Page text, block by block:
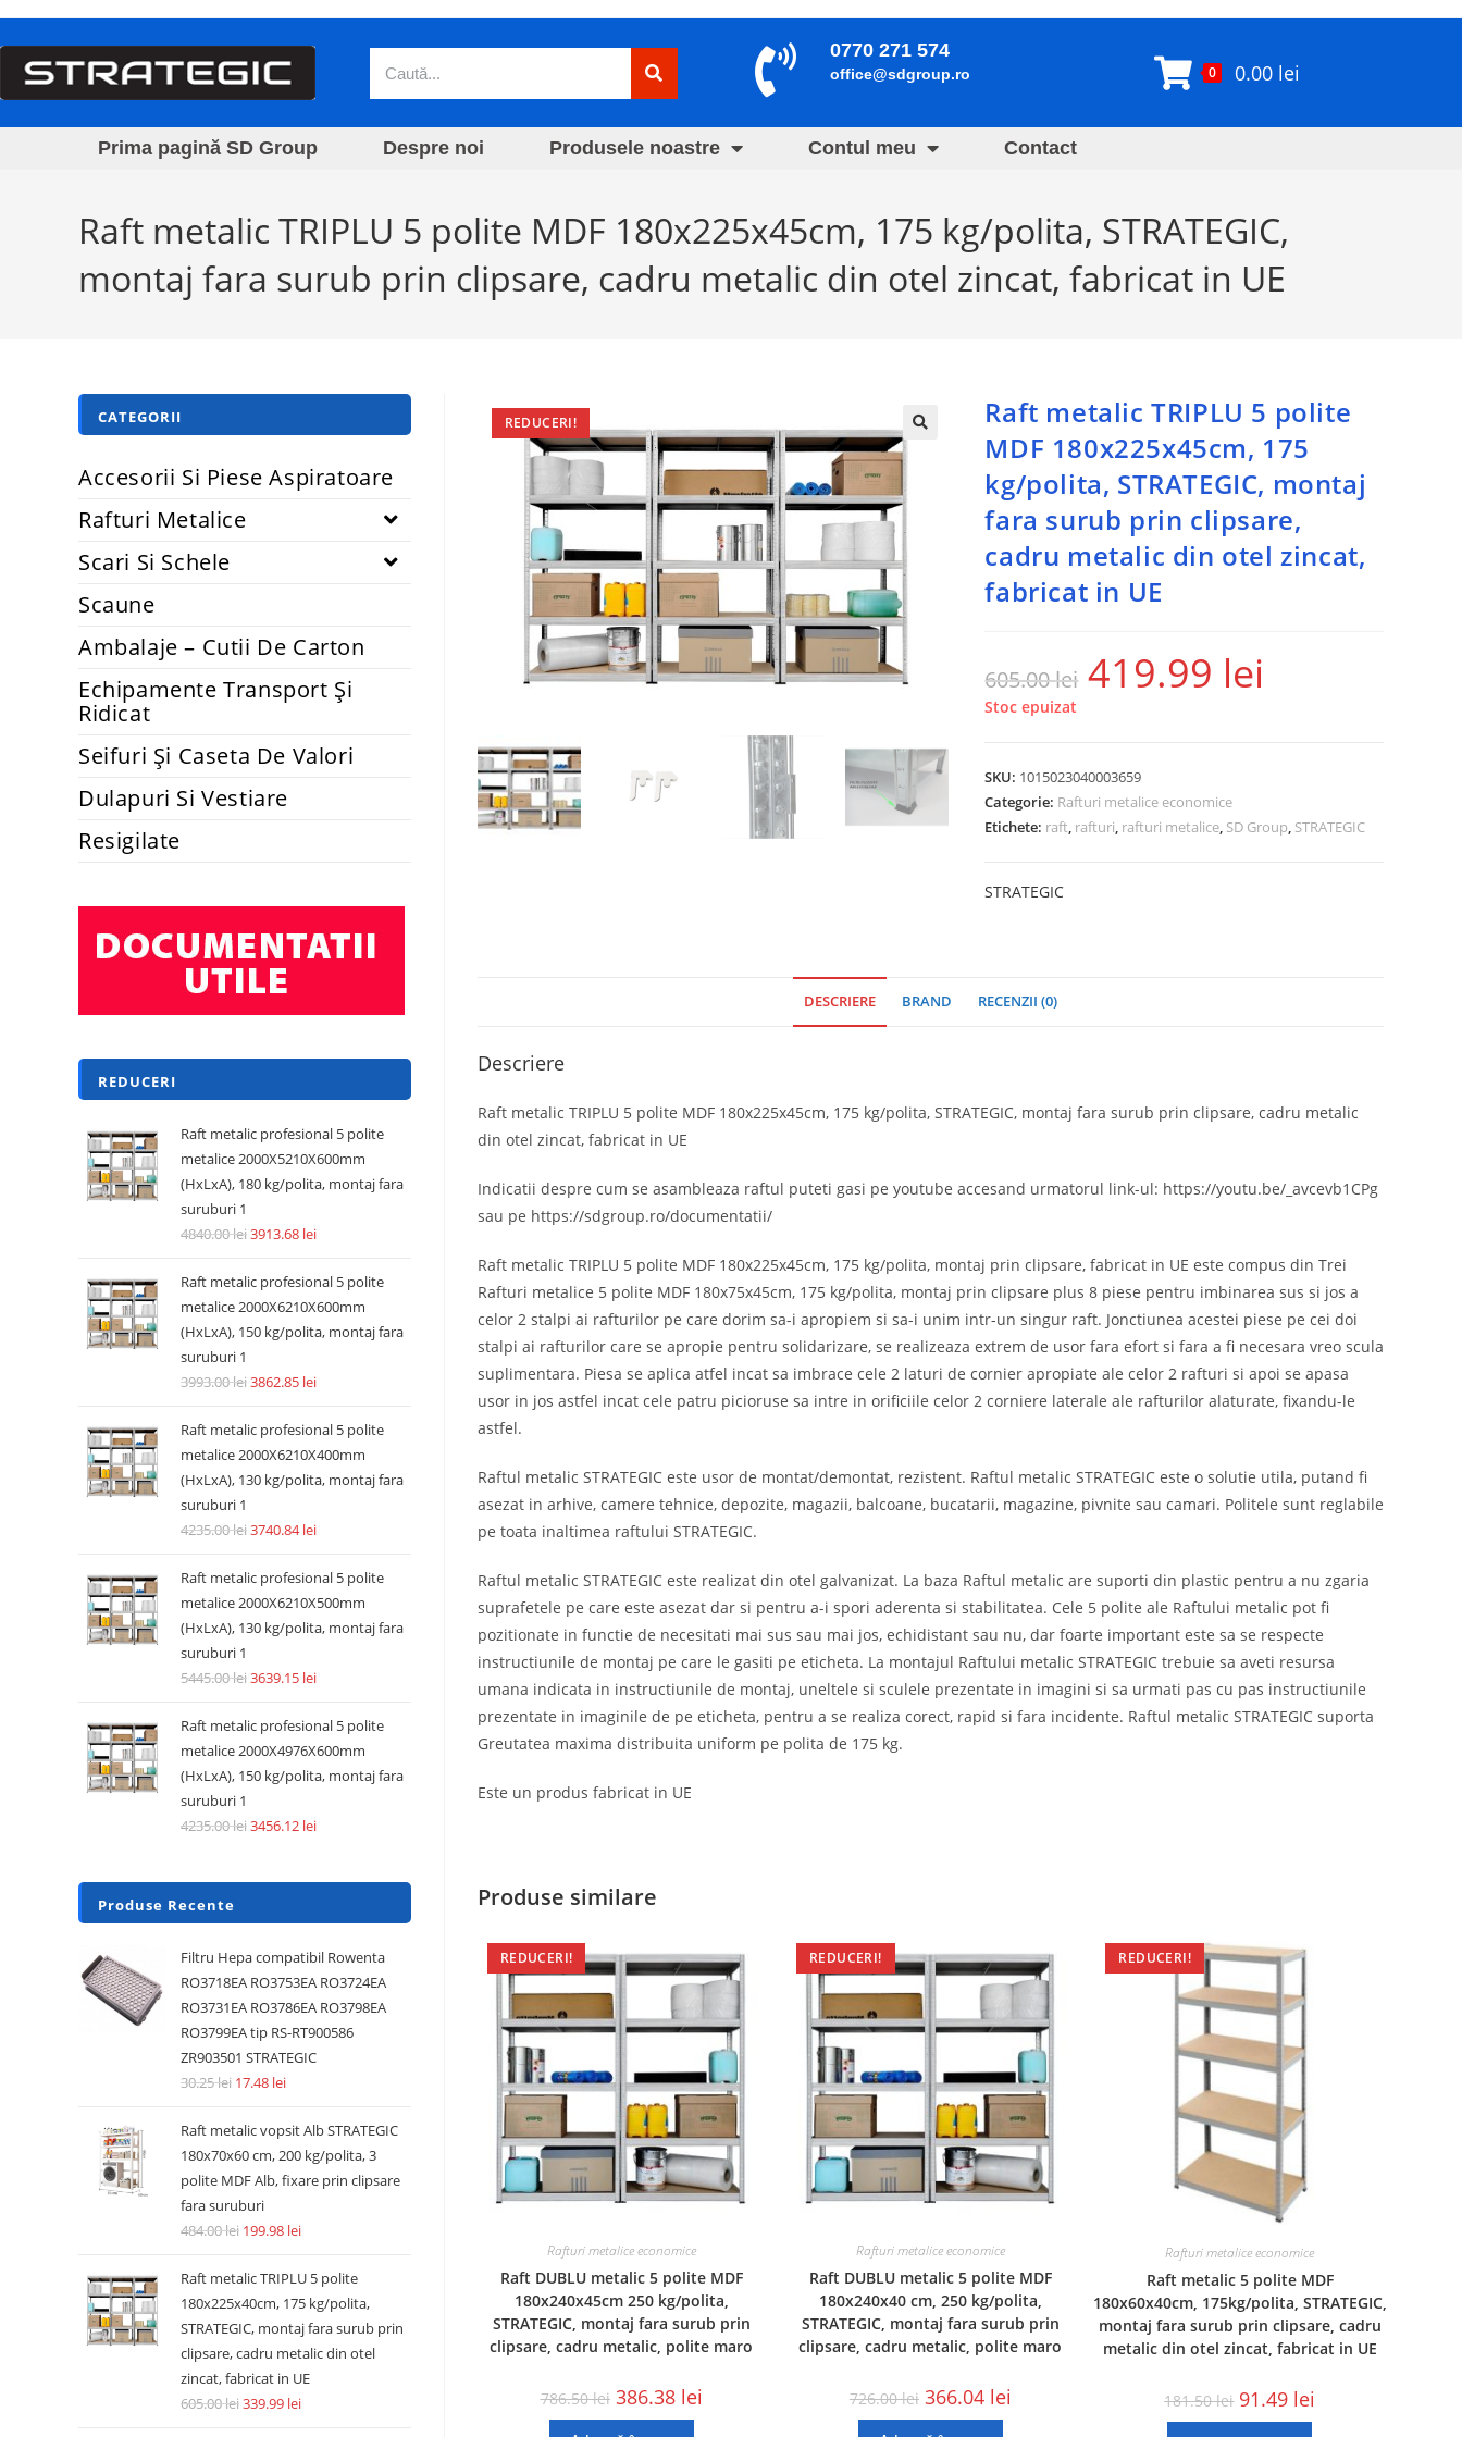
0770 271 574
office@sdgroup.ro 0 0.00 lei
Prima pagină SD Group Despre noi Produsele noastre Contul meu Contact
Raft metalic TRIPLU 5 polite MDF 180x225x45cm, 175 kg/polita, STRATEGIC,
montaj fara surub prin clipsare, cadru metalic din otel zincat, fabricat in UE
REDUCERI!
Raft metalic TRIPLU 5 polite
MDF 180x225x45cm, 175
kg/polita, STRATEGIC, montaj
fara surub prin clipsare,
cadru metalic din otel zincat,
fabricat in UE
605.00lei 419.99 lei
Stoc epuizat
SKU: 1015023040003659
Categorie: Rafturi metalice economice
Etichete: raft, rafturi, rafturi metalice, SD Group, STRATEGIC
STRATEGIC
DESCRIERE BRAND RECENZII (0)
Descriere
Raft metalic TRIPLU 5 polite MDF 180x225x45cm, 175 kg/polita, STRATEGIC, montaj fara surub prin clipsare, cadru metalic
din otel zincat, fabricat in UE
Indicatii despre cum se asambleaza raftul puteti gasi pe youtube accesand urmatorul link-ul: https://youtu.be/_avcevb1CPg
sau pe https://sdgroup.ro/documentatii/
Raft metalic TRIPLU 5 polite MDF 180x225x45cm, 175 kg/polita, montaj prin clipsare, fabricat in UE este compus din Trei
Rafturi metalice 5 polite MDF 180x75x45cm, 175 kg/polita, montaj prin clipsare plus 8 piese pentru imbinarea sus si jos a
celor 2 stalpi ai rafturilor pe care dorim sa-i apropiem si sa-i unim intr-un singur raft. Jonctiunea acestei piese pe cei doi
stalpi ai rafturilor care se apropie pentru solidarizare, se realizeaza extrem de usor fara efort si fara a fi necesara vreo scula
suplimentara. Piesa se aplica atfel incat sa imbrace cele 2 laturi de cornier apropiate ale celor 2 rafturi si apoi se apasa
usor in jos astfel incat cele patru picioruse sa intre in orificiile celor 2 corniere laterale ale rafturilor alaturate, fixandu-le
astfel.
Raftul metalic STRATEGIC este usor de montat/demontat, rezistent. Raftul metalic STRATEGIC este o solutie utila, putand fi
asezat in arhive, camere tehnice, depozite, magazii, balcoane, bucatarii, magazine, pivnite sau camari. Politele sunt reglabile
pe toata inaltimea raftului STRATEGIC.
Raftul metalic STRATEGIC este realizat din otel galvanizat. La baza Raftul metalic are suporti din plastic pentru a nu zgaria
suprafetele pe care este asezat dar si pentru a-i spori aderenta si stabilitatea. Cele 5 polite ale Raftului metalic pot fi
pozitionate in functie de necesitati mai sus sau mai jos, echidistant sau nu, dar foarte important este sa se respecte
instructiunile de montaj pe care le gasiti pe eticheta. La montajul Raftului metalic STRATEGIC trebuie sa aveti resursa
umana indicata in instructiunile de montaj, uneltele si sculele prezentate in imagini si sa urmati pas cu pas instructiunile
prezentate in imaginile de pe eticheta, pentru a se realiza corect, rapid si fara incidente. Raftul metalic STRATEGIC suporta
Greutatea maxima distribuita uniform pe polita de 175 kg.
Este un produs fabricat in UE
Produse similare
REDUCERI!
Rafturi metalice economice
Raft DUBLU metalic 5 polite MDF
180x240x45cm 250 kg/polita,
STRATEGIC, montaj fara surub prin
clipsare, cadru metalic, polite maro
786.50lei 386.38 lei
REDUCERI!
Rafturi metalice economice
Raft DUBLU metalic 5 polite MDF
180x240x40 cm, 250 kg/polita,
STRATEGIC, montaj fara surub prin
clipsare, cadru metalic, polite maro
726.00lei 366.04 lei
REDUCERI!
Rafturi metalice economice
Raft metalic 5 polite MDF
180x60x40cm, 175kg/polita, STRATEGIC,
montaj fara surub prin clipsare, cadru
metalic din otel zincat, fabricat in UE
181.50lei 91.49 lei
CATEGORII
Accesorii Si Piese Aspiratoare
Rafturi Metalice
Scari Si Schele
Scaune
Ambalaje – Cutii De Carton
Echipamente Transport Și
Ridicat
Seifuri Și Caseta De Valori
Dulapuri Si Vestiare
Resigilate
REDUCERI
Raft metalic profesional 5 polite
metalice 2000X5210X600mm
(HxLxA), 180 kg/polita, montaj fara
suruburi 1
4840.00lei3913.68 lei
Raft metalic profesional 5 polite
metalice 2000X6210X600mm
(HxLxA), 150 kg/polita, montaj fara
suruburi 1
3993.00lei3862.85 lei
Raft metalic profesional 5 polite
metalice 2000X6210X400mm
(HxLxA), 130 kg/polita, montaj fara
suruburi 1
4235.00lei3740.84lei
Raft metalic profesional 5 polite
metalice 2000X6210X500mm
(HxLxA), 130 kg/polita, montaj fara
suruburi 1
5445.00lei3639.15 lei
Raft metalic profesional 5 polite
metalice 2000X4976X600mm
(HxLxA), 150 kg/polita, montaj fara
suruburi 1
4235.00lei3456.12 lei
Produse Recente
Filtru Hepa compatibil Rowenta
RO3718EA RO3753EA RO3724EA
RO3731EA RO3786EA RO3798EA
RO3799EA tip RS-RT900586
ZR903501 STRATEGIC
30.25lei 17.48 lei
Raft metalic vopsit Alb STRATEGIC
180x70x60 cm, 200 kg/polita, 3
polite MDF Alb, fixare prin clipsare
fara suruburi
484.00lei 199.98 lei
Raft metalic TRIPLU 5 polite
180x225x40cm, 175 kg/polita,
STRATEGIC, montaj fara surub prin
clipsare, cadru metalic din otel
zincat, fabricat in UE
605.00lei339.99 lei